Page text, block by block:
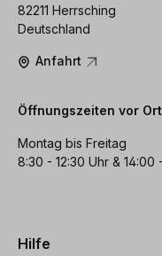
82211 Herrsching
Deutschland
Anfahrt
Öffnungszeiten vor Ort
Montag bis Freitag
8:30 - 12:30 Uhr & 14:00
Hilfe